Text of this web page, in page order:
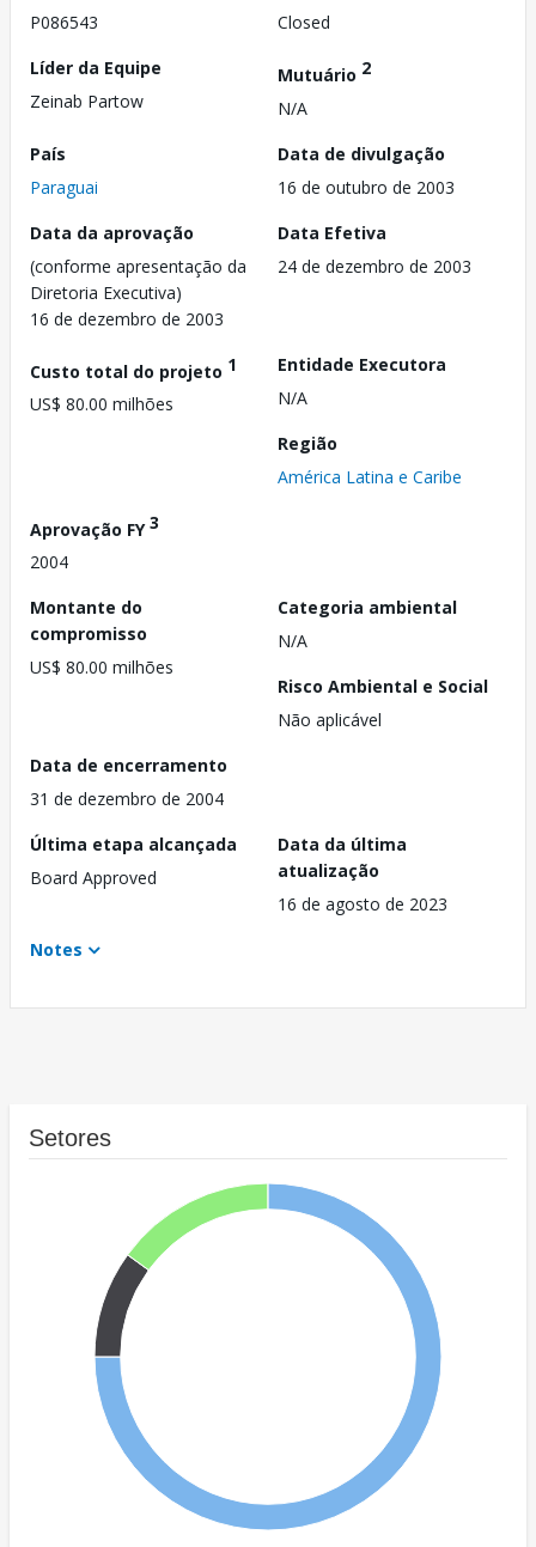
P086543
Closed
Líder da Equipe
Zeinab Partow
Mutuário 2
N/A
País
Paraguai
Data de divulgação
16 de outubro de 2003
Data da aprovação
(conforme apresentação da
Diretoria Executiva)
16 de dezembro de 2003
Data Efetiva
24 de dezembro de 2003
Custo total do projeto 1
US$ 80.00 milhões
Entidade Executora
N/A
Região
América Latina e Caribe
Aprovação FY3
2004
Montante do
compromisso
US$ 80.00 milhões
Categoria ambiental
N/A
Risco Ambiental e Social
Não aplicável
Data de encerramento
31 de dezembro de 2004
Última etapa alcançada
Board Approved
Data da última
atualização
16 de agosto de 2023
Notes
Setores